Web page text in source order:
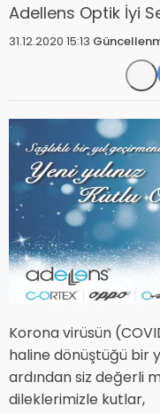
Adellens Optik İyi
31.12.2020 15:13
Korona virüsün
haline dönüştüğü bir
ardından siz değerli
dileklerimizle kutlar,